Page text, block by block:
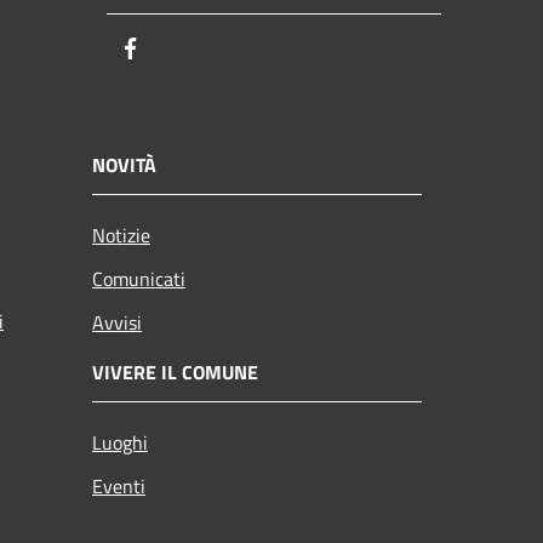
NOVITÀ
Notizie
Comunicati
Avvisi
VIVERE IL COMUNE
Luoghi
Eventi